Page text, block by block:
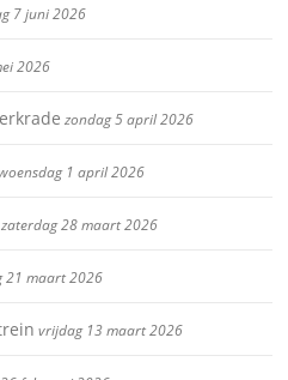
7 juni 2026
2026
zondag 5 april 2026
1 april 2026
zaterdag 28 maart 2026
21 maart 2026
vrijdag 13 maart 2026